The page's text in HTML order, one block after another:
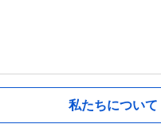
私たちについて